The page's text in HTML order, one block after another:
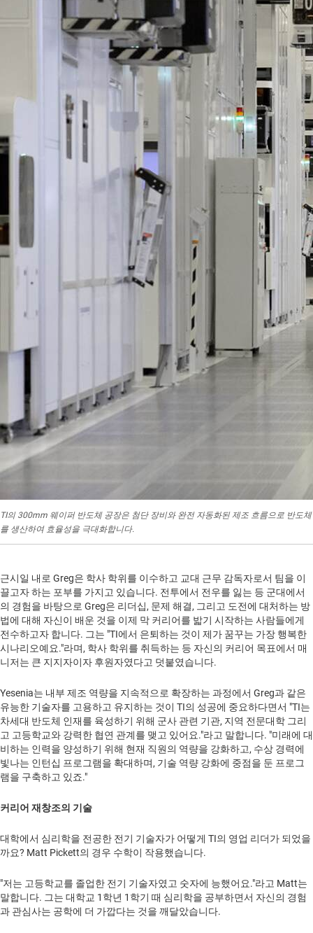
TI의 300mm 웨이퍼 반도체 공장은 첨단 장비와 완전 자동화된 제조 흐름으로 반도체
를 생산하여 효율성을 극대화합니다.
근시일 내로 Greg은 학사 학위를 이수하고 교대 근무 감독자로서 팀을 이
끌고자 하는 포부를 가지고 있습니다. 전투에서 전우를 잃는 등 군대에서
의 경험을 바탕으로 Greg은 리더십, 문제 해결, 그리고 도전에 대처하는 방
법에 대해 자신이 배운 것을 이제 막 커리어를 밟기 시작하는 사람들에게
전수하고자 합니다. 그는 "TI에서 은퇴하는 것이 제가 꿈꾸는 가장 행복한
시나리오예요."라며, 학사 학위를 취득하는 등 자신의 커리어 목표에서 매
니저는 큰 지지자이자 후원자였다고 덧붙였습니다.
Yesenia는 내부 제조 역량을 지속적으로 확장하는 과정에서 Greg과 같은
유능한 기술자를 고용하고 유지하는 것이 TI의 성공에 중요하다면서 "TI는
차세대 반도체 인재를 육성하기 위해 군사 관련 기관, 지역 전문대학 그리
고 고등학교와 강력한 협연 관계를 맺고 있어요."라고 말합니다. "미래에 대
비하는 인력을 양성하기 위해 현재 직원의 역량을 강화하고, 수상 경력에
빛나는 인턴십 프로그램을 확대하며, 기술 역량 강화에 중점을 둔 프로그
램을 구축하고 있죠."
커리어 재창조의 기술
대학에서 심리학을 전공한 전기 기술자가 어떻게 TI의 영업 리더가 되었을
까요? Matt Pickett의 경우 수학이 작용했습니다.
"저는 고등학교를 졸업한 전기 기술자였고 숫자에 능했어요."라고 Matt는
말합니다. 그는 대학교 1학년 1학기 때 심리학을 공부하면서 자신의 경험
과 관심사는 공학에 더 가깝다는 것을 깨달았습니다.